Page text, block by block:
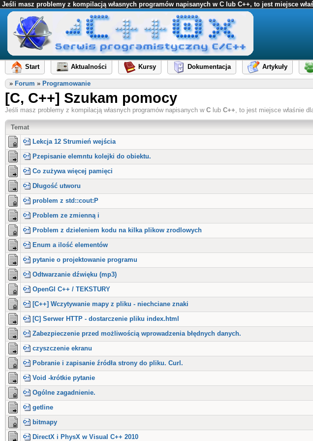
Jeśli masz problemy z kompilacją własnych programów napisanych w C lub C++, to jest miejsce
Start Aktualności Kursy Dokumentacja Artykuły
» Forum » Programowanie
[C, C++] Szukam pomocy
Jeśli masz problemy z kompilacją własnych programów napisanych w C lub C++, to jest miejsce właśnie
Temat
Lekcja 12 Strumień wejścia
Pzepisanie elemntu kolejki do obiektu.
Co zużywa więcej pamięci
Długość utworu
problem z std::cout:P
Problem ze zmienną i
Problem z dzieleniem kodu na kilka plikow zrodlowych
Enum a ilość elementów
pytanie o projektowanie programu
Odtwarzanie dźwięku (mp3)
OpenGl C++ / TEKSTURY
[C++] Wczytywanie mapy z pliku - niechciane znaki
[C] Serwer HTTP - dostarczenie pliku index.html
Zabezpieczenie przed możliwością wprowadzenia błędnych danych.
czyszczenie ekranu
Pobranie i zapisanie źródła strony do pliku. Curl.
Void -krótkie pytanie
Ogólne zagadnienie.
getline
bitmapy
DirectX i PhysX w Visual C++ 2010